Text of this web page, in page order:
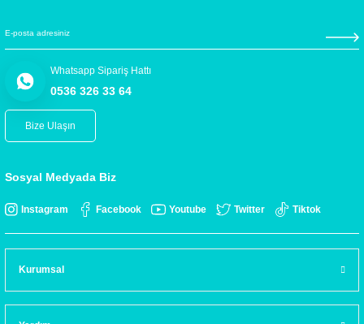
Whatsapp Sipariş Hattı
0536 326 33 64
Bize Ulaşın
Sosyal Medyada Biz
Instagram Facebook Youtube Twitter Tiktok
Kurumsal